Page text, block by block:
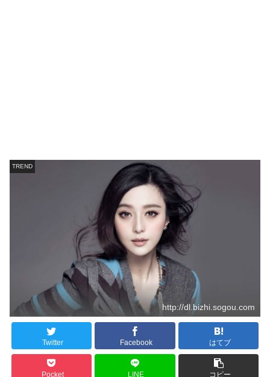
TREND
http://dl.bizhi.sogou.com
Twitter Facebook はてブ
Pocket LINE コピー